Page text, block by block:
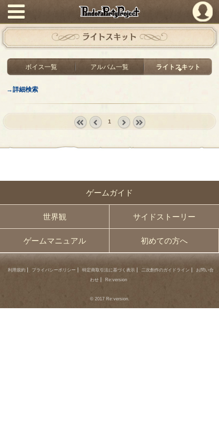
PandoraPartyProject
ゲームガイド
世界観 サイドストーリー
ゲームマニュアル 初めての方へ
ライトスキット
ボイス一覧 アルバム一覧 ライトスキット
→詳細検索
1
利用規約 プライバシーポリシー 特定商取引法に基づく表示 二次創作のガイドライン
お問い合
わせ
Re:version
© 2017 Re:version.